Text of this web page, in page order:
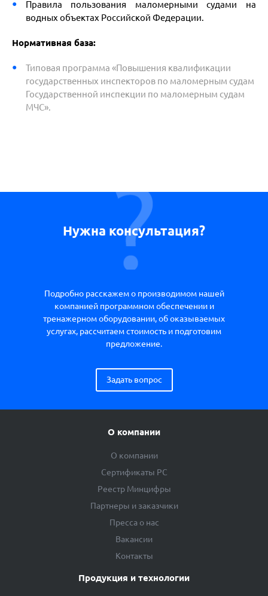
Правила пользования маломерными судами на
водных объектах Российской Федерации.
Нормативная база:
Типовая программа «Повышения квалификации
государственных инспекторов по маломерным судам
Государственной инспекции по маломерным судам
МЧС».
Нужна консультация?
Подробно расскажем о производимом нашей
компанией программном обеспечении и
тренажерном оборудовании, об оказываемых
услугах, рассчитаем стоимость и подготовим
предложение.
Задать вопрос
О компании
О компании
Сертификаты РС
Реестр Минцифры
Партнеры и заказчики
Пресса о нас
Вакансии
Контакты
Продукция и технологии